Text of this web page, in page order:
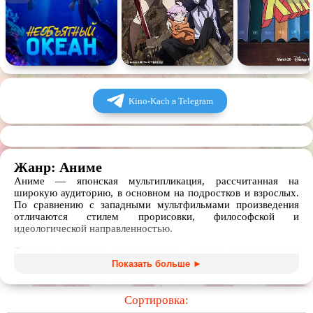
Kino-Kach в Telegram
Жанр: Аниме
Аниме — японская мультипликация, рассчитанная на
широкую аудиторию, в основном на подростков и взрослых.
По сравнению с западными мультфильмами произведения
отличаются стилем прорисовки, философской и
идеологической направленностью.
Тематика японских анимационных картин ограничивается
лишь фантазией создателей. В топе лучших аниме есть и
путешествия в мире будущего с роботами и другими
научными технологиями, и приключения в параллельных
вселенных полных магии и мифологических существ, и даже
Показать больше ►
Сортировка: